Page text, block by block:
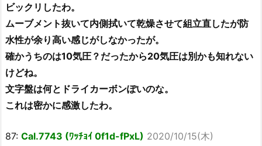
ビックリしたわ。
ムーブメント抜いて内側拭いて乾燥させて組立直したが防
水性が余り高い感じがしなかったが。
確かうちのは10気圧？だったから20気圧は別かも知れない
けどね。
文字盤は何とドライカーボンぽいのな。
これは密かに感激したわ。
87: Cal.7743 (ﾜｯﾁｮｲ 0f1d-fPxL) 2020/10/15(木)